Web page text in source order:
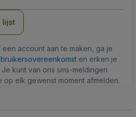
lijst
account aan te maken, ga je
en erken je
Je kunt van ons sms-meldingen
op elk gewenst moment afmelden.